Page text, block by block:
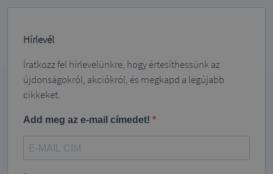
Hírlevél
Íratkozz fel hírlevelünkre, hogy értesíthessünk az
újdonságokról, akciókról, és megkapd a legújabb
cikkeket.
Add meg az e-mail címedet!